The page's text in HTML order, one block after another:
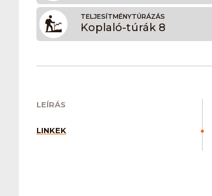
TELJESÍTMÉNYTÚRÁZÁS
Koplaló-túrák 8
LEÍRÁS
LINKEK